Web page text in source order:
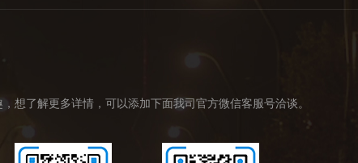
想了解更多详情，可以添加下面我司官方微信客服号洽谈。